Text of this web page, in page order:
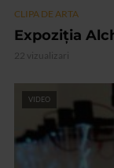
CLIPA DE ARTA
Expoziția
22 vizualizari
VIDEO